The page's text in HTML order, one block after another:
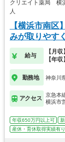
クリエイト薬局 横
人
【横浜市南
みが取りやす
給与
【月
【年
勤務地 神奈川
アクセス
京急本
横浜市
年収650万円以上可
産休・育休取得実績有り